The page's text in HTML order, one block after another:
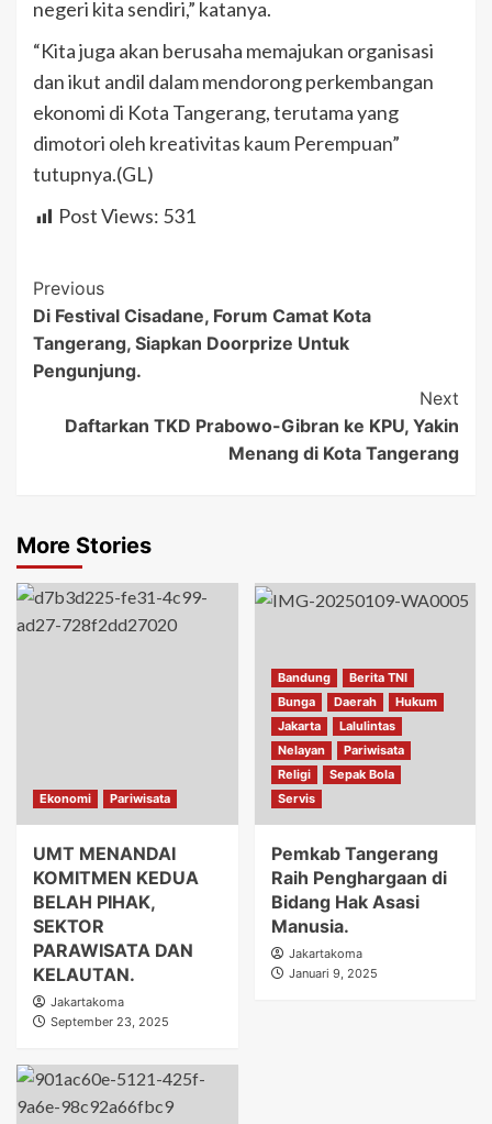
negeri kita sendiri,” katanya.
“Kita juga akan berusaha memajukan organisasi
dan ikut andil dalam mendorong perkembangan
ekonomi di Kota Tangerang, terutama yang
dimotori oleh kreativitas kaum Perempuan”
tutupnya.(GL)
Post Views: 531
Post
Navigation
Previous
Di Festival Cisadane, Forum Camat Kota
Tangerang, Siapkan Doorprize Untuk
Pengunjung.
Next
Daftarkan TKD Prabowo-Gibran ke KPU, Yakin
Menang di Kota Tangerang
More Stories
Ekonomi Pariwisata
UMT MENANDAI
KOMITMEN KEDUA
BELAH PIHAK,
SEKTOR
PARAWISATA DAN
KELAUTAN.
Jakartakoma
September 23, 2025
Bandung
Berita TNI
Bunga
Daerah
Hukum
Jakarta
Lalulintas
Nelayan
Pariwisata
Religi
Sepak Bola
Servis
Pemkab Tangerang
Raih Penghargaan di
Bidang Hak Asasi
Manusia.
Jakartakoma
Januari 9, 2025